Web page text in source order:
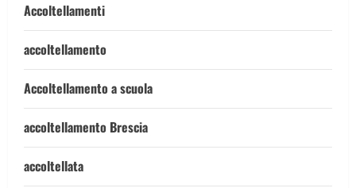
Accoltellamenti
accoltellamento
Accoltellamento a scuola
accoltellamento Brescia
accoltellata